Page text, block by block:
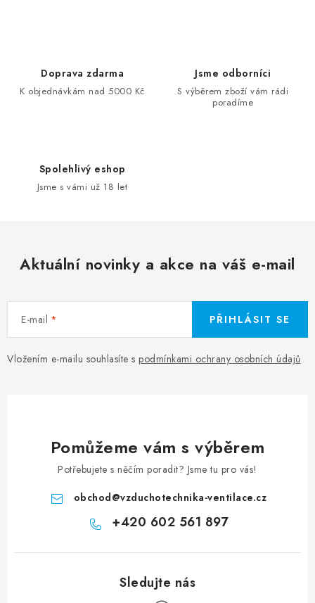
Doprava zdarma
K objednávkám nad 5000 Kč
Jsme odborníci
S výběrem zboží vám rádi
poradíme
Spolehlivý eshop
Jsme s vámi už 18 let
Aktuální novinky a akce na váš e-mail
E-mail
Vložením e-mailu souhlasíte s podmínkami ochrany osobních údajů
PŘIHLÁSIT SE
Pomůžeme vám s výběrem
Potřebujete s něčím poradit? Jsme tu pro vás!
obchod@vzduchotechnika-ventilace.cz
+420 602 561 897